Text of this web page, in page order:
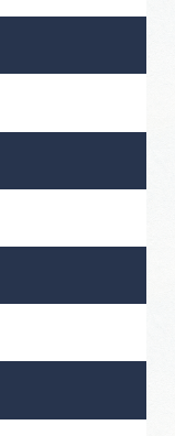
阜県」
ーン
ド